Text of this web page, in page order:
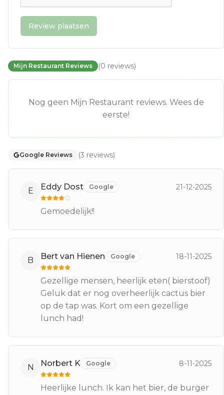
Review plaatsen
Mijn Restaurant Reviews (0 reviews)
Nog geen Mijn Restaurant reviews. Wees de
eerste!
Google Reviews (3 reviews)
E Eddy Dost Google 21-12-2025
Gemoedelijk!!
B Bert van Hienen Google 18-11-2025
Gezellige mensen, heerlijk eten( bierstoof)
Geluk dat er nog overheerlijk cactus bier
op de tap was. Kort om een gezellige
lunch had!
N Norbert K Google 8-11-2025
Heerlijke lunch. Ik kan het bier, de burger